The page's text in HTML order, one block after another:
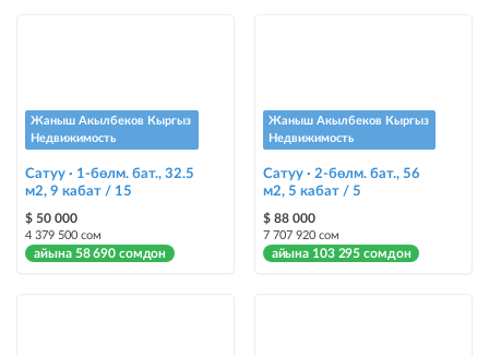
бөлүмүндө көрсөтүлөт
Чаптамалар
Опциялары бар жаркыраган стикерлер сиздин мүлкүңүздү
башкалардан өзгөчөлөнтүп, аны тезирээк сатууга жардам берет
Жаныш Акылбеков Кыргыз
Недвижимость
Сатуу · 1-бөлм. бат., 32.5
м2, 9 кабат / 15
$ 50 000
4 379 500 сом
айына 58 690 сомдон
Жаныш Акылбеков Кыргыз
Недвижимость
Сатуу · 2-бөлм. бат., 56
м2, 5 кабат / 5
$ 88 000
7 707 920 сом
айына 103 295 сомдон